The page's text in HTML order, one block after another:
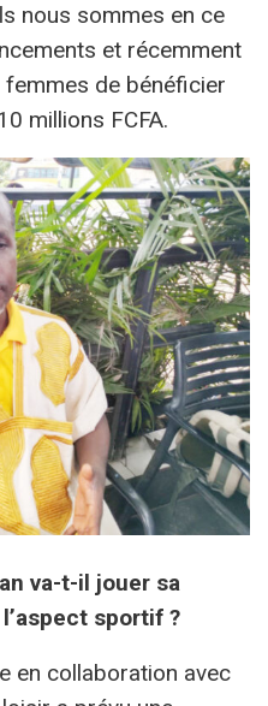
nous sommes en ce
et récemment
de bénéficier
millions FCFA.
va-t-il jouer sa
sportif ?
en collaboration avec